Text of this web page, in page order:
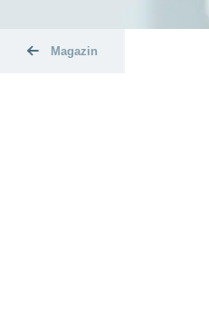
Magazin